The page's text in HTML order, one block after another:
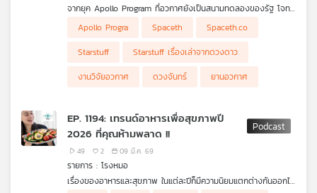
จากยุค Apollo Program ที่อวกาศยังเป็นสนามทดลองของรัฐ โจทย์
ทำงานอวกาศได้ เมื่ออวกาศถูก Democratize จากโครงสร้างที่เคย
ผูกขาดโดยรัฐ กลายเป็น Ecosystem ที่ใครก็เข้ามาใช้ได้ งานวิจัยไม่
ได้ถูกจำกัดด้วยว่าคุณเป็นประเทศมหาอำนาจหรือไม่ แต่ขึ้นอยู่กับว่า
คุณมีโจทย์ที่ดีพอหรือเปล่า
ถึงยุค Commercial นี้ เปลี่ยนวิธีที่มนุษย์ทำวิทยาศาสตร์ในอวกาศไป
อย่างไรบ้าง
Apollo Progra Spaceth
Spaceth.co
Starstuff
Starstuff เรื่องเล่าจากดวงดาว
งานวิจัยอวกาศ
ดวงจันทร์ ยานอวกาศ
EP. 1194: เทรนด์อาหารเพื่อสุขภาพปี
2026 ที่คุณห้ามพลาด !!
49 2 09 มี.ค. 69
รายการ : โรงหมอ
เรื่องของอาหารและสุขภาพ ในแต่ละปีก็มีความนิยมแตกต่างกันออกไป